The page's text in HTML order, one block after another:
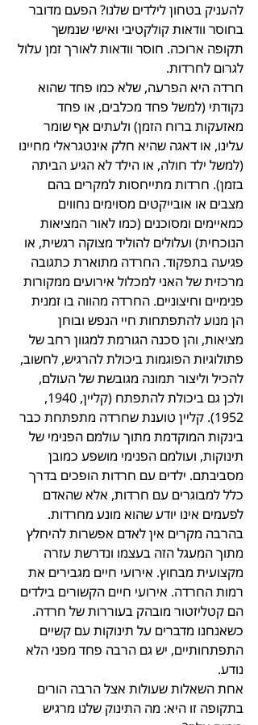
להעניק בטחון לילדים שלנו? הפעם מדובר
בחוסר וודאות קולקטיבי ואישי שנמשך
תקופה ארוכה. חוסר וודאות לאורך זמן עלול
לגרום לחרדות.
חרדה היא הפרעה, שלא כמו פחד שהוא
נקודתי (למשל פחד מכלבים, או פחד
מאזעקות ברוח הזמן) ולעתים אף שומר
עלינו, או דאגה שהיא חלק אינטגראלי מחיינו
(למשל ילד חולה, או הילד לא הגיע הביתה
בזמן). חרדות מתייחסות למקרים בהם
מצבים או אובייקטים מסוימים נחווים
כמאיימים ומסוכנים (כמו לאור המציאות
הנוכחית) ועלולים להוליד מצוקה רגשית, או
פגיעה בתפקוד. החרדה מתוארת כתגובה
מרכזית של האני למכלול אירועים ממקורות
פנימיים וחיצוניים. החרדה מהווה בו זמנית
הן מנוע להתפתחות חיי הנפש ובוחן
מציאות, והן סכנה הגורמת למגוון רחב של
פתולוגיות הפוגמות ביכולת להרגיש, לחשוב,
להכיל וליצור תמונה מגובשת של העולם,
ולכן גם ביכולת להתפתח (קליין, 1940,
1952). קליין טוענת שחרדה מתפתחת כבר
בינקות המוקדמת מתוך עולמם הפנימי של
תינוקות, ועולמם הפנימי מושפע כמובן
מסביבתם. ילדים עם חרדות הופכים בדרך
כלל למבוגרים עם חרדות, אלא שהאדם
לפעמים אינו יודע שהוא מונע מחרדות.
בהרבה מקרים אין לאדם אפשרות להיחלץ
מתוך המעגל הזה בעצמו ונדרשת עזרה
מקצועית מבחוץ. אירועי חיים מגבירים את
רמות החרדה. אירועי חיים הקשורים בילדים
הם קטליזטור מובהק בעוררות של חרדה.
כשאנחנו מדברים על תינוקות עם קשיים
התפתחותיים, יש גם הרבה פחד מפני הלא
נודע.
אחת השאלות שעולות אצל הרבה הורים
בתקופה זו היא: מה התינוק שלנו מרגיש